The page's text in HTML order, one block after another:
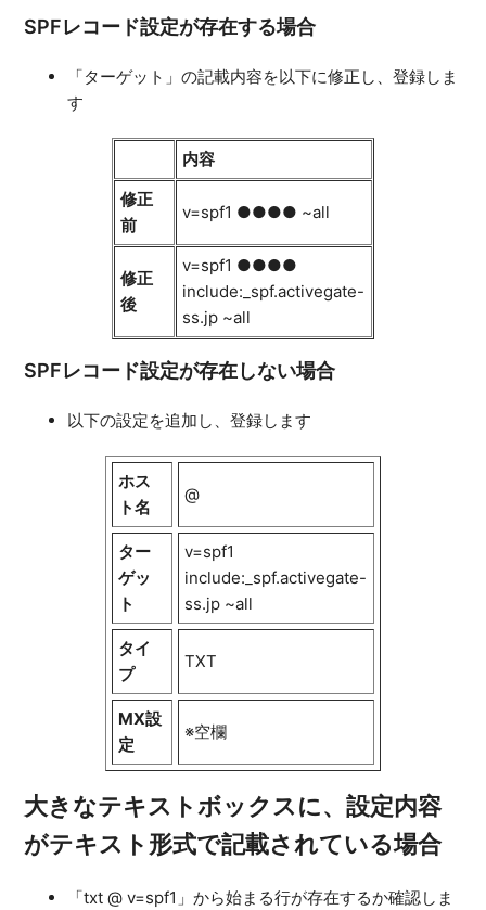
SPFレコード設定が存在する場合
「ターゲット」の記載内容を以下に修正し、登録しま
す
内容
修正
前
v=spf1 ●●●● ~all
修正
後
v=spf1 ●●●●
include:_spf.activegate-
ss.jp ~all
SPFレコード設定が存在しない場合
以下の設定を追加し、登録します
ホス
ト名
@
ター
ゲッ
ト
v=spf1
include:_spf.activegate-
ss.jp ~all
タイ
プ
TXT
MX設
定
※空欄
大きなテキストボックスに、設定内容
がテキスト形式で記載されている場合
「txt @ v=spf1」から始まる行が存在するか確認しま